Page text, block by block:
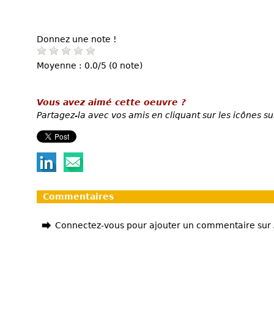
Donnez une note !
Moyenne : 0.0/5 (0 note)
Vous avez aimé cette oeuvre ?
Partagez-la avec vos amis en cliquant sur les icônes
Commentaires
Connectez-vous pour ajouter un commentaire sur